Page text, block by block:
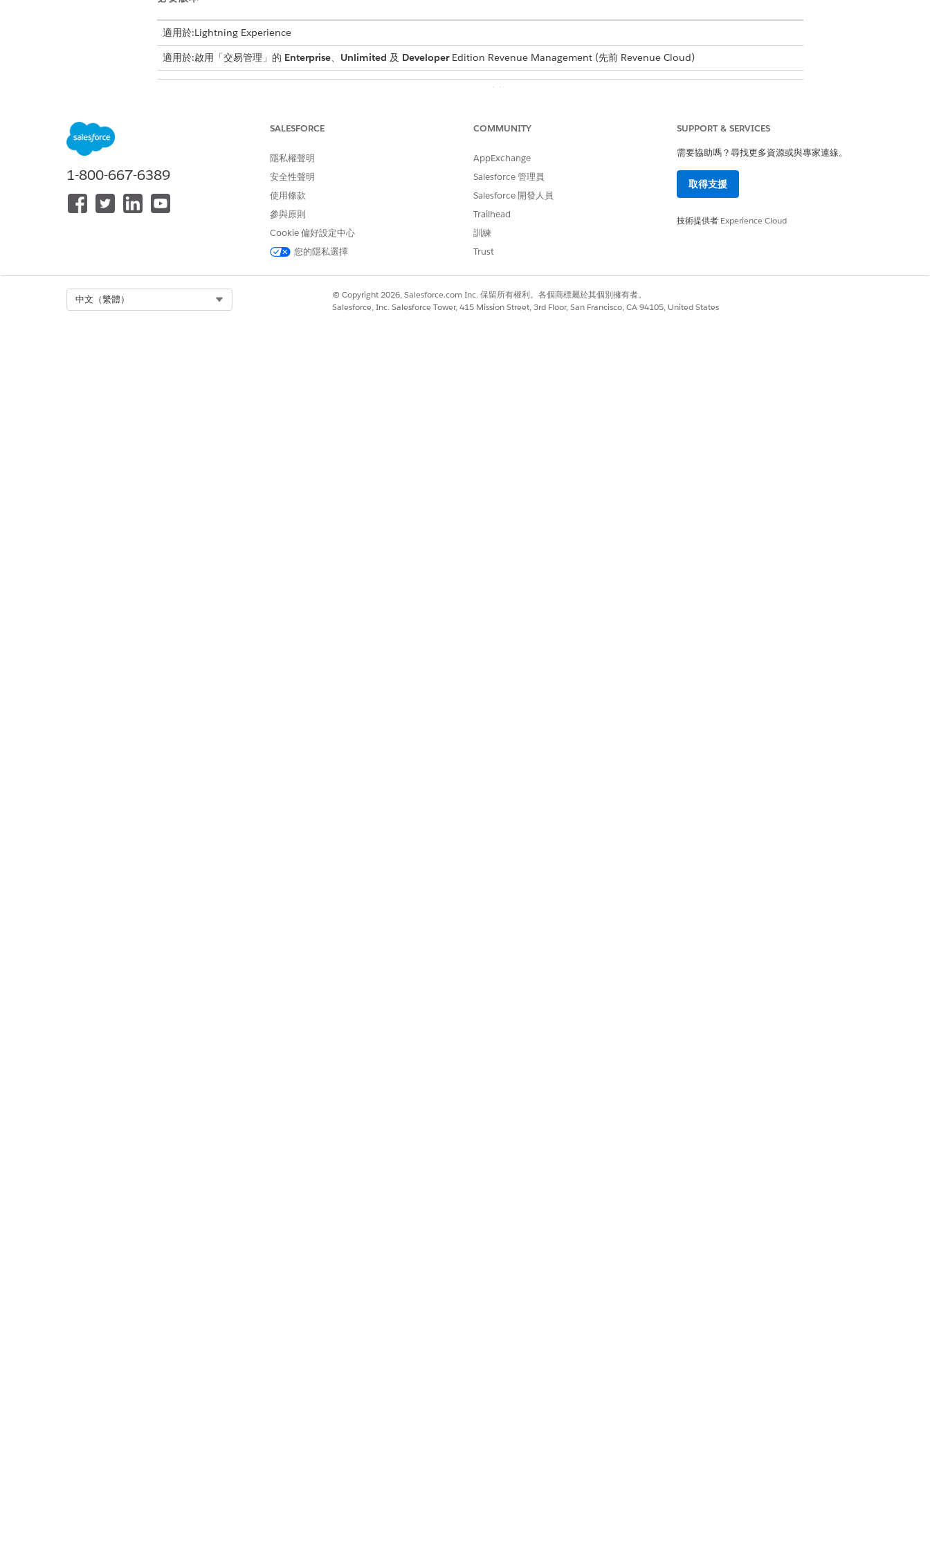
適用於:Lightning Experience
適用於:啟用「交易管理」的 Enterprise、 Unlimited 及 DeveloperEdition Revenue Management (先前 Revenue Cloud)
需要的使用者權限
管理
收入管理
若要編輯定價程序: Salesforce 定價設計時間使用者
進入「設定」,在「快速尋找」方塊中輸入
在「標準定義」索引標籤中找到 SalesTransactionContext。
按一下下拉式功能表,然後選取「擴充」。
在「自訂定義」索引標籤中,按一下新定義上的「編輯」。
將「有效開始日期」設定為早於定價程序的開始日期。
按一下「下一步
」,將預設結構選項保持不變,然後儲存。
1-800-667-6389
SALESFORCE
隱私權聲明
安全性聲明
使用條款
參與原則
Cookie 偏好設定中心
您的隱私選擇
COMMUNITY
AppExchange
Salesforce 管理員
Salesforce 開發人員
Trailhead
訓練
Trust
SUPPORT & SERVICES
需要協助嗎？尋找更多資源或與專家連線。
取得支援
技術提供者 Experience Cloud
中文（繁體）
© Copyright 2026, Salesforce.com Inc. 保留所有權利。各個商標屬於其個別擁有者。
Salesforce, Inc. Salesforce Tower, 415 Mission Street, 3rd Floor, San Francisco, CA 94105, United States